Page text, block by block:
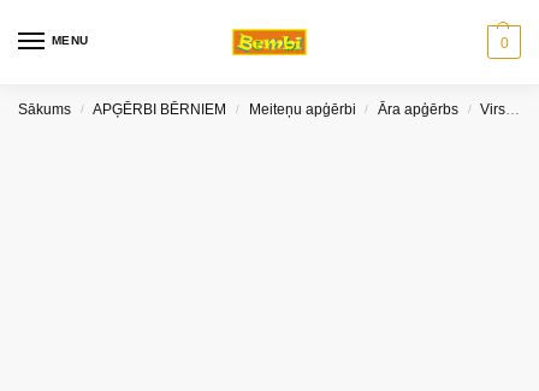
MENU 0
Sākums / APĢĒRBI BĒRNIEM / Meiteņu apģērbi / Āra apģērbs / Virsjakas un vestes meitenēm